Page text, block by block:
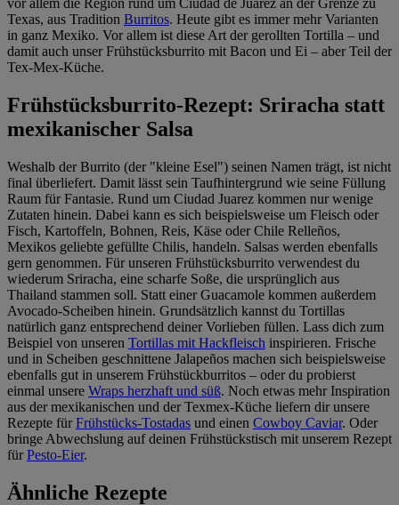
Texas, aus Tradition Burritos. Heute gibt es immer mehr Varianten
in ganz Mexiko. Vor allem ist diese Art der gerollten Tortilla – und
damit auch unser Frühstücksburrito mit Bacon und Ei – aber Teil der
Tex-Mex-Küche.
Frühstücksburrito-Rezept: Sriracha statt
mexikanischer Salsa
Weshalb der Burrito (der "kleine Esel") seinen Namen trägt, ist nicht
final überliefert. Damit lässt sein Taufhintergrund wie seine Füllung
Raum für Fantasie. Rund um Ciudad Juarez kommen nur wenige
Zutaten hinein. Dabei kann es sich beispielsweise um Fleisch oder
Fisch, Kartoffeln, Bohnen, Reis, Käse oder Chile Relleños,
Mexikos geliebte gefüllte Chilis, handeln. Salsas werden ebenfalls
gern genommen. Für unseren Frühstücksburrito verwendest du
wiederum Sriracha, eine scharfe Soße, die ursprünglich aus
Thailand stammen soll. Statt einer Guacamole kommen außerdem
Avocado-Scheiben hinein. Grundsätzlich kannst du Tortillas
natürlich ganz entsprechend deiner Vorlieben füllen. Lass dich zum
Beispiel von unseren Tortillas mit Hackfleisch inspirieren. Frische
und in Scheiben geschnittene Jalapeños machen sich beispielsweise
ebenfalls gut in unserem Frühstückburritos – oder du probierst
einmal unsere Wraps herzhaft und süß. Noch etwas mehr Inspiration
aus der mexikanischen und der Texmex-Küche liefern dir unsere
Rezepte fürFrühstücks-Tostadas und einen Cowboy Caviar. Oder
bringe Abwechslung auf deinen Frühstückstisch mit unserem Rezept
fürPesto-Eier.
Ähnliche Rezepte